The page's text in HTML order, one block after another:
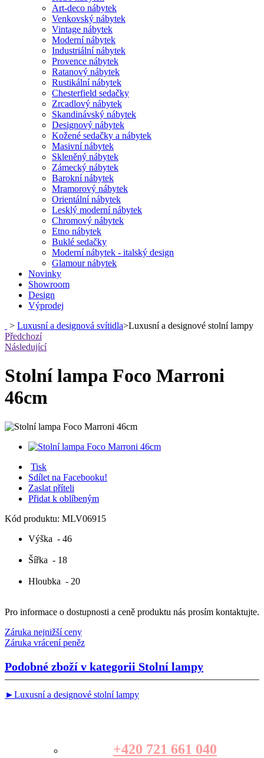
Art-deco nábytek
Venkovský nábytek
Vintage nábytek
Moderní nábytek
Industriální nábytek
Provence nábytek
Ratanový nábytek
Rustikální nábytek
Chesterfield sedačky
Zrcadlový nábytek
Skandinávský nábytek
Designový nábytek
Kožené sedačky a nábytek
Masivní nábytek
Skleněný nábytek
Zámecký nábytek
Barokní nábytek
Mramorový nábytek
Orientální nábytek
Lesklý moderní nábytek
Chromový nábytek
Etno nábytek
Buklé sedačky
Moderní nábytek - italský design
Glamour nábytek
Novinky
Showroom
Design
Výprodej
> Luxusní a designová svítidla>Luxusní a designové stolní lampy
Předchozí
Následující
Stolní lampa Foco Marroni
46cm
Tisk
Sdílet na Facebooku!
Zaslat příteli
Přidat k oblíbeným
Kód produktu: MLV06915
Výška - 46
Šířka - 18
Hloubka - 20
Pro informace o dostupnosti a ceně produktu nás prosím kontaktujte.
Záruka nejnižší ceny
Záruka vrácení peněz
Podobné zboží v kategorii Stolní lampy
►Luxusní a designové stolní lampy
+420 721 661 040